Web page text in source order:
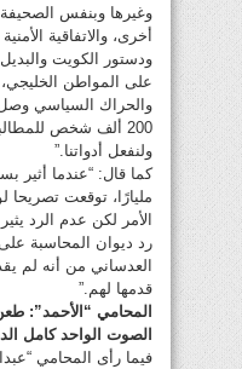
وغيرها وبنفس الصحيفة
أخرى، والاتفاقية
ودستور الكويت والبديل
على المواطن
والحراك السياسي
200 ألف شخص
ولنفعل أدواتنا.”
مليارًا، توقعت تصريحا
الأمر لكن عدم الرد
رد ديوان المحاسبة
العدساني من أنه لم
قدمها لهم.”
المحامي “الأحمد”:
الصوت الواحد كامل
فيما رأى المحامي